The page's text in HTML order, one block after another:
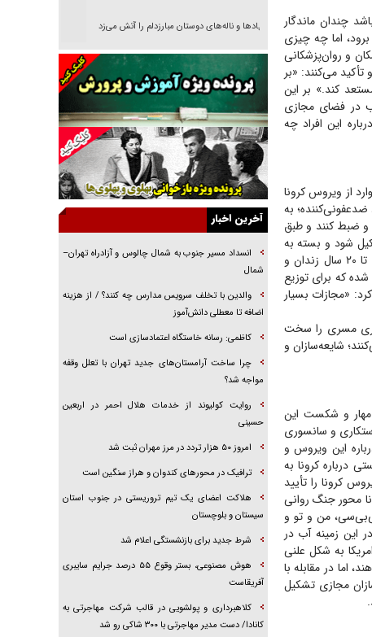
چندان ماندگار
اما چه چیزی
و روان‌پزشکانی
می‌کنند: «بر
کند.» بر این
در فضای مجازی
این افراد چه
از ویروس کرونا
ضدعفونی‌کننده؛ به
و ضبط کنند و طبق
شود و بسته به
تشخیص دادگاه احتکارکنندگان اقلام ضروری و حیاتی مورد نیاز مردم می‌توانند مجازات‌هایی از ۵ تا ۲۰ سال زندان و
کشف و ضبط شده که برای توزیع
«مجازات بسیار
مسری را سخت
شایعه‌سازان و
مهار و شکست این
و سانسوری
این ویروس و
درباره کرونا به
کرونا را تأیید
محور جنگ روانی
من و تو و
این زمینه آب در
به شکل علنی
اما در مقابله با
مجازی تشکیل
فریاد‌ها و ناله‌های دوستان مبارزدلم را آتش می‌زد
تغییر رویه دشمن در ترور از شیخ فضل‌الله تا مصباح
خرید قسطی اولش خنده و آخرش گریه است!
فوتبال و آن «بالا»!
راهبرد غافلگیری با نسل جدید پهپاد‌ها
جنجال پزشکان تقلبی در صنعت زیبایی
یهودی‌ها در ادبیات داستانی اروپا؛ از شکسپیر تا
دیکنز
خواهرم فرمانده جهادی و اهل خدمت بی‌منت بود
جزئیات شکنجه‌هایم فراتر از آن است که در بیان
بگنجد!
برابر یورش به پاسگاه‌های پلیس
آخرین اخبار
انسداد مسیر جنوب به شمال چالوس و آزادراه تهران–
شمال
والدین با تخلف سرویس مدارس چه کنند؟ / از هزینه
اضافه تا معطلی دانش‌آموز
کاظمی: رسانه خاستگاه اعتمادسازی است
چرا ساخت آرامستان‌های جدید تهران با تعلل وقفه
مواجه شد؟
روایت کولیوند از خدمات هلال احمر در اربعین
حسینی
امروز ۵۰ هزار تردد در مرز مهران ثبت شد
ترافیک در محور‌های کندوان و هراز سنگین است
هلاکت اعضای یک تیم تروریستی در جنوب استان
سیستان و بلوچستان
شرط جدید برای بازنشستگی اعلام شد
هوش مصنوعی، بستر وقوع ۵۵ درصد جرایم سایبری
آفریقاست
کلاهبرداری و پولشویی در قالب شرکت مهاجرتی به
کانادا/ دست مدیر مهاجرتی با ۳۰۰ شاکی رو شد